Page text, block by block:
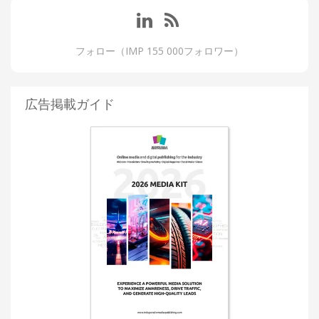
フォロー（IMP 155 000フォロワー）
広告掲載ガイド